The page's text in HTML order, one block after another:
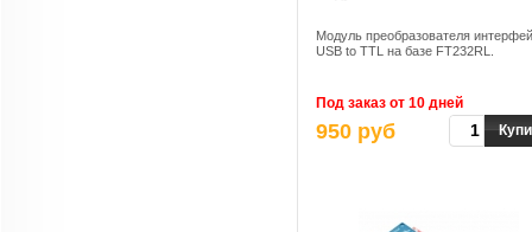
Модуль преобразователя
USB to TTL на базе FT232RL.
Под заказ от 10 дней
950 руб